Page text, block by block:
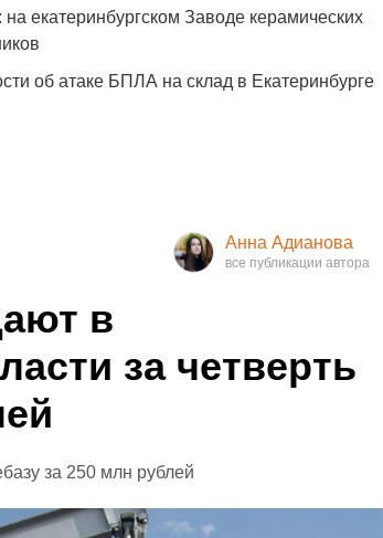
екатеринбургском Заводе керамических
об атаке БПЛА на склад в Екатеринбурге
Анна Адианова
в
за четверть
за 250 млн рублей